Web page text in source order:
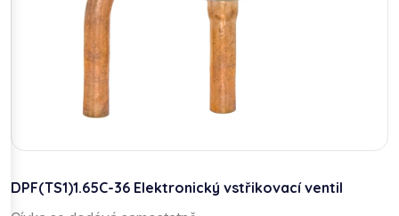
DPF(TS1)1.65C-36 Elektronický vstřikovací ventil